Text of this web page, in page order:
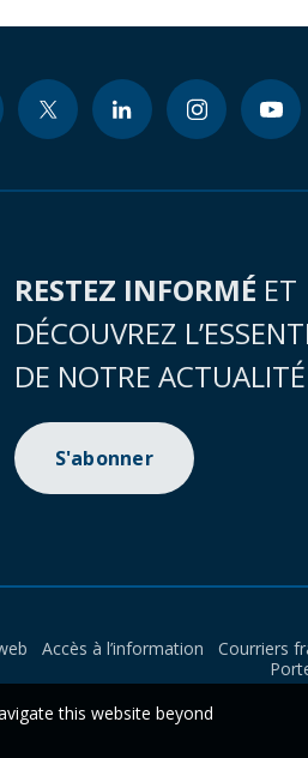
RESTEZ INFORMÉ ET
DÉCOUVREZ
DE NOTRE ACTUALITÉ
S'abonner
Accès à l’information
Courriers
this website beyond